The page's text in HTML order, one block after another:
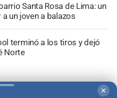
Santa Rosa de Lima: un
un joven a balazos
terminó a los tiros y dejó
Norte
✕